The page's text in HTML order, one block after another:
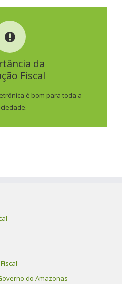
da
Fiscal
é bom para toda a
DA
MAIS
do Amazonas